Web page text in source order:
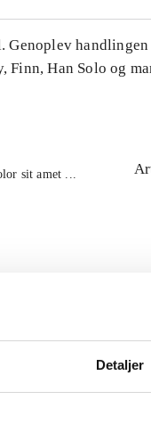
Detaljer
Finn, Han Solo og
sit amet ...